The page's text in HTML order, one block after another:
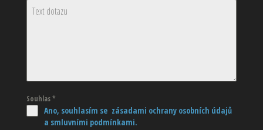
Souhlas*
Ano, souhlasím se zásadami ochrany osobních údajů
a smluvními podmínkami.